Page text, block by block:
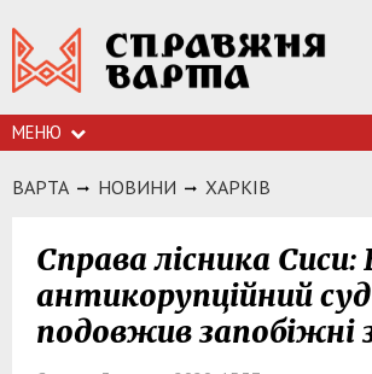
МЕНЮ
ВАРТА НОВИНИ ХАРКIВ
Справа лісника
антикорупційний суд
подовжив запобіжні